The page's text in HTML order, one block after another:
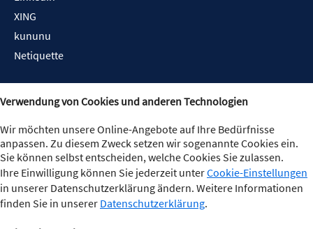
XING
kununu
Netiquette
Verwendung von Cookies und anderen Technologien
Wir möchten unsere Online-Angebote auf Ihre Bedürfnisse
anpassen. Zu diesem Zweck setzen wir sogenannte Cookies ein.
Sie können selbst entscheiden, welche Cookies Sie zulassen.
Ihre Einwilligung können Sie jederzeit unterCookie-Einstellungen
in unserer Datenschutzerklärung ändern. Weitere Informationen
finden Sie in unserer Datenschutzerklärung.